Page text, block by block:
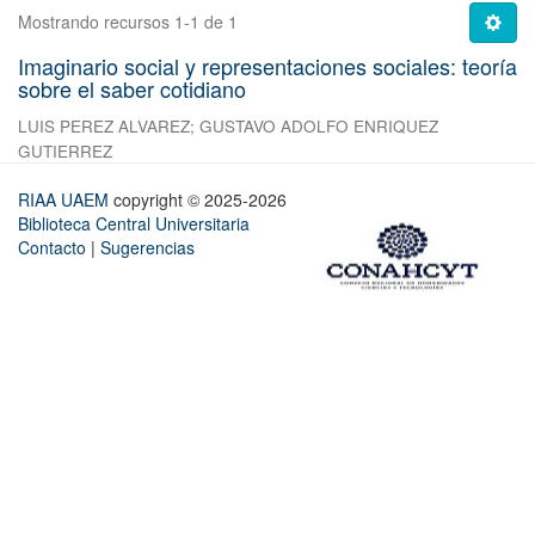
Mostrando recursos 1-1 de 1
Imaginario social y representaciones sociales: teoría
sobre el saber cotidiano
LUIS PEREZ ALVAREZ; GUSTAVO ADOLFO ENRIQUEZ
GUTIERREZ
RIAA UAEM copyright © 2025-2026
Biblioteca Central Universitaria
Contacto | Sugerencias